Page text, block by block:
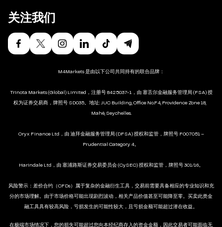
关注我们
M4Markets 是由以下公司共同持有的联合品牌：
Trinota Markets (Global) Limited，注册号 8425037-1，由 塞舌尔金融服务管理局 (FSA) 授
权为证券交易商，牌照号 SD035。地址: JUC Building, Office No.F4, Providence Zone 18,
Mahé, Seychelles.
Oryx Finance Ltd，由 迪拜金融服务管理局 (DFSA) 授权和监管，牌照号 F007051 –
Prudential Category 4。
Harindale Ltd，由 塞浦路斯证券交易委员会 (CySEC) 授权和监管，牌照号 301/16。
风险警示：差价合约（CFDs）属于复杂的金融衍生工具，交易前需要具备相应的专业知识和充
分的市场理解。由于市场价格可能出现剧烈波动，相关产品价值甚至可能降至零。买卖此类金
融工具具有较高风险，亏损发生的可能性较大，且亏损金额可能超过潜在收益。
在极端市场情况下，您的损失可能超过您向本经纪商存入的资金金额，因此交易者可能面临无